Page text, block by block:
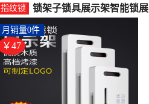
指纹锁
锁架子锁具展示架智能锁展
示架指纹锁展示架防盗门展
示-指纹锁(沐普旗舰店仅售
47.2元)
￥47
月销量0件